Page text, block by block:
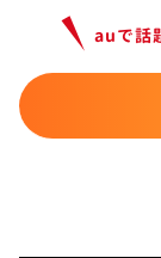
au
auで話